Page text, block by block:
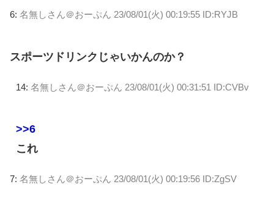
6: 名無しさん＠おーぷん 23/08/01(火) 00:19:55 ID:RYJB
スポーツドリンクじゃいかんのか？
14: 名無しさん＠おーぷん 23/08/01(火) 00:31:51 ID:CVBv
>>6
これ
7: 名無しさん＠おーぷん 23/08/01(火) 00:19:56 ID:ZgSV